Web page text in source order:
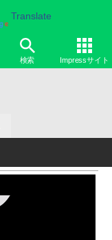
Translate
検索 Impressサイト